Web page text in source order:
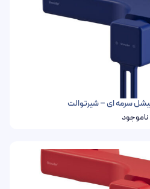
سرمه ای – شیرتوالت
ناموجود